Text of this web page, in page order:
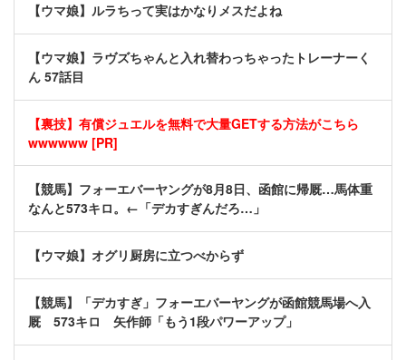
【ウマ娘】ルラちって実はかなりメスだよね
【ウマ娘】ラヴズちゃんと入れ替わっちゃったトレーナーく
ん 57話目
【裏技】有償ジュエルを無料で大量GETする方法がこちら
wwwwww [PR]
【競馬】フォーエバーヤングが8月8日、函館に帰厩…馬体重
なんと573キロ。←「デカすぎんだろ…」
【ウマ娘】オグリ厨房に立つべからず
【競馬】「デカすぎ」フォーエバーヤングが函館競馬場へ入
厩 573キロ 矢作師「もう1段パワーアップ」